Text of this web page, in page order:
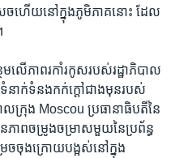
ច​ហើយ​នៅ​ក្នុង​ភូមិភាគ​នោះ ដែល​
លើ​ភាព​រកាំរកូស​របស់​រដ្ឋាភិបាល​
ាក់ទំនង​កក់​ក្តៅ​ជាង​មុន​របស់​
ល​ក្រុង​ Moscou ប្រធានាធិបតី​នៃ​
ាពចម្រូង​ចម្រាស​មួយ​នៃ​ប្រព័ន្ធ
ច​ចុង​ក្រោយ​បង្អស់​នៅក្នុង​